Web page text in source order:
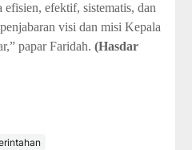
efisien, efektif, sistematis, dan
visi dan misi Kepala
papar Faridah. (Hasdar